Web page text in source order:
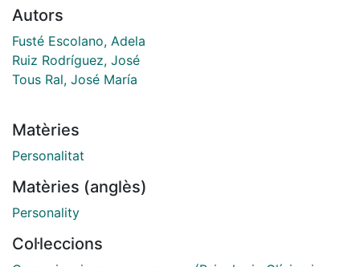
Autors
Fusté Escolano, Adela
Ruiz Rodríguez, José
Tous Ral, José María
Matèries
Personalitat
Matèries (anglès)
Personality
Col·leccions